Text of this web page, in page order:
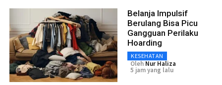
Belanja Impulsif
Berulang Bisa Picu
Gangguan Perilaku
Hoarding
KESEHATAN
Oleh Nur Haliza
5 jam yang lalu